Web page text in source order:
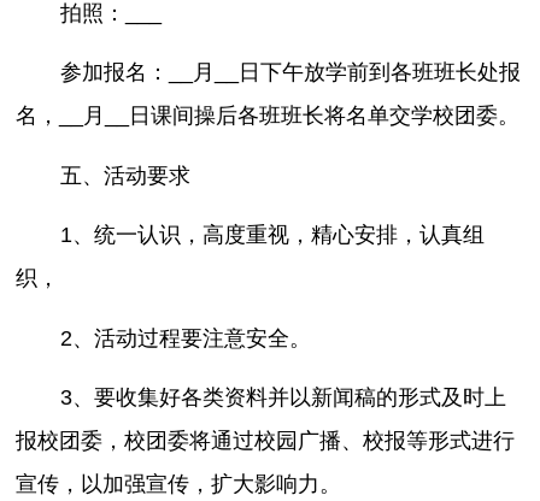
拍照：___
参加报名：__月__日下午放学前到各班班长处报
名，__月__日课间操后各班班长将名单交学校团委。
五、活动要求
1、统一认识，高度重视，精心安排，认真组
织，
2、活动过程要注意安全。
3、要收集好各类资料并以新闻稿的形式及时上
报校团委，校团委将通过校园广播、校报等形式进行
宣传，以加强宣传，扩大影响力。